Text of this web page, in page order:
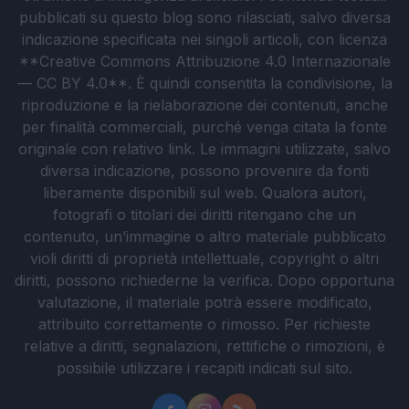
pubblicati su questo blog sono rilasciati, salvo diversa
indicazione specificata nei singoli articoli, con licenza
**Creative Commons Attribuzione 4.0 Internazionale
— CC BY 4.0**. È quindi consentita la condivisione, la
riproduzione e la rielaborazione dei contenuti, anche
per finalità commerciali, purché venga citata la fonte
originale con relativo link. Le immagini utilizzate, salvo
diversa indicazione, possono provenire da fonti
liberamente disponibili sul web. Qualora autori,
fotografi o titolari dei diritti ritengano che un
contenuto, un’immagine o altro materiale pubblicato
violi diritti di proprietà intellettuale, copyright o altri
diritti, possono richiederne la verifica. Dopo opportuna
valutazione, il materiale potrà essere modificato,
attribuito correttamente o rimosso. Per richieste
relative a diritti, segnalazioni, rettifiche o rimozioni, è
possibile utilizzare i recapiti indicati sul sito.